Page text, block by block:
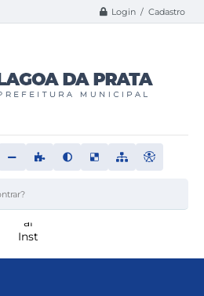
Login / Cadastro